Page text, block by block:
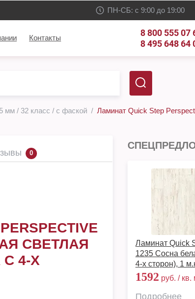
ПН-СБ: с 9:00 до 19:00
Контакты
8 800 555 07
8 495 648 64
мм / 32 класс / с фаской
Ламинат Quick Step
0
СВЕТЛАЯ
4-Х
Ламинат Quick
1235 Сосна
4-х сторон), 1
1592 руб. / кв.
Подробнее